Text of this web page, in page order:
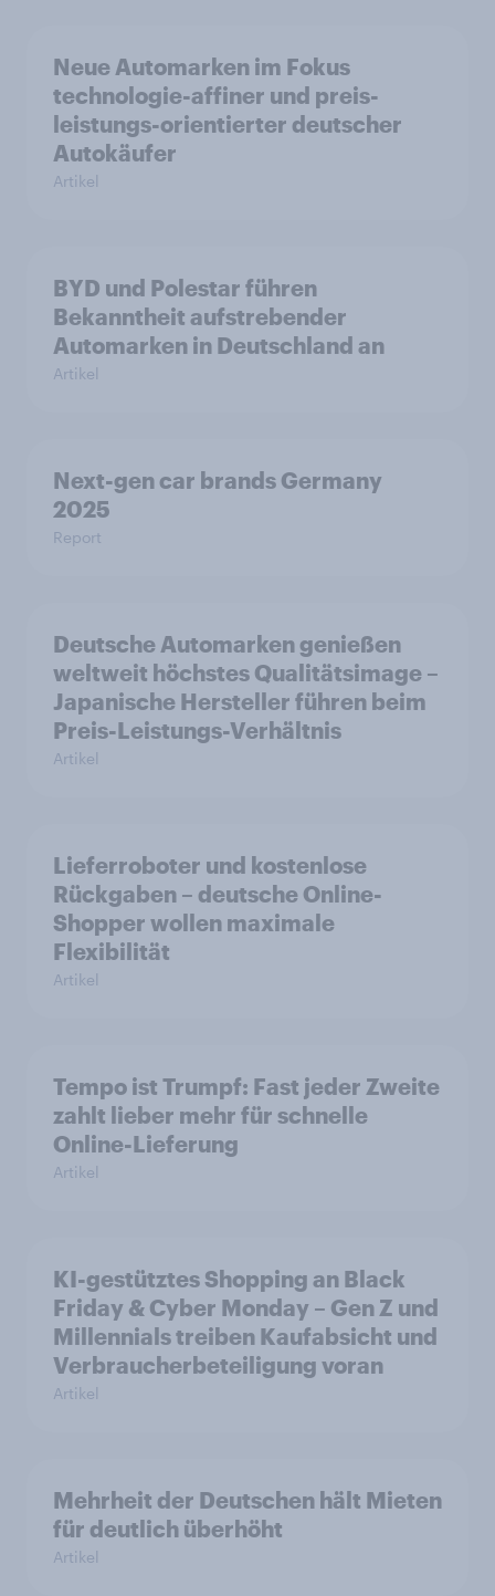
Neue Automarken im Fokus
technologie-affiner und preis-
leistungs-orientierter deutscher
Autokäufer
Artikel
BYD und Polestar führen
Bekanntheit aufstrebender
Automarken in Deutschland an
Artikel
Next-gen car brands Germany
2025
Report
Deutsche Automarken genießen
weltweit höchstes Qualitätsimage –
Japanische Hersteller führen beim
Preis-Leistungs-Verhältnis
Artikel
Lieferroboter und kostenlose
Rückgaben – deutsche Online-
Shopper wollen maximale
Flexibilität
Artikel
Tempo ist Trumpf: Fast jeder Zweite
zahlt lieber mehr für schnelle
Online-Lieferung
Artikel
KI-gestütztes Shopping an Black
Friday & Cyber Monday – Gen Z und
Millennials treiben Kaufabsicht und
Verbraucherbeteiligung voran
Artikel
Mehrheit der Deutschen hält Mieten
für deutlich überhöht
Artikel